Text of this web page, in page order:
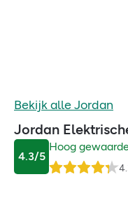
Bekijk alleJordan
Jordan
4.3/5
Hoog